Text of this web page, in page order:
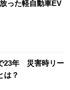
った軽自動車EV
23年 災害時リー
は？